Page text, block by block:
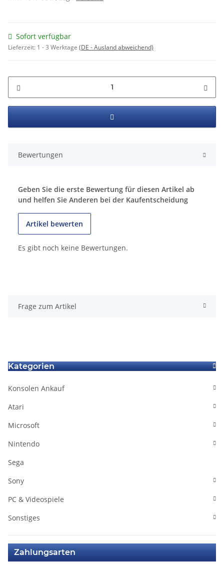
Sofort verfügbar
Lieferzeit: 1 - 3 Werktage (DE - Ausland abweichend)
Bewertungen
Geben Sie die erste Bewertung für diesen Artikel ab
und helfen Sie Anderen bei der Kaufentscheidung
Artikel bewerten
Es gibt noch keine Bewertungen.
Frage zum Artikel
Kategorien
Konsolen Ankauf
Atari
Microsoft
Nintendo
Sega
Sony
PC & Videospiele
Sonstiges
Zahlungsarten